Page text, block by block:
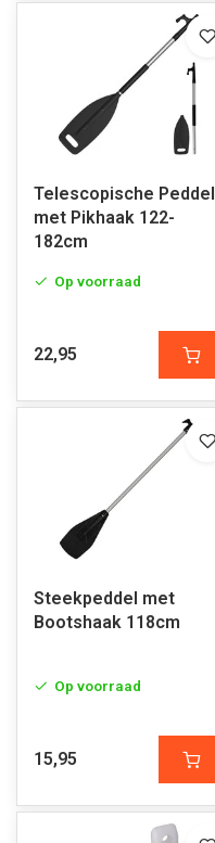
Telescopische Peddel
met Pikhaak 122-
182cm
Op voorraad
22,95
Steekpeddel met
Bootshaak 118cm
Op voorraad
15,95